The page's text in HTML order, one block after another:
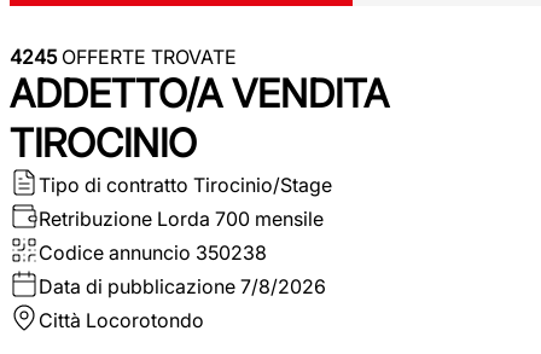
4245OFFERTE TROVATE
ADDETTO/A VENDITA
TIROCINIO
Tipo di contratto Tirocinio/Stage
Retribuzione Lorda 700 mensile
Codice annuncio 350238
Data di pubblicazione 7/8/2026
Città Locorotondo